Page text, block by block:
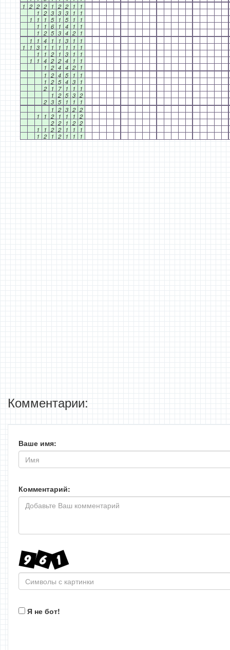
1 2 2 2 1 2 2 1
1
1 2 3 3 3 1
1
1
1 1 5 1 5 1
1
1
1 6 1 4 1
1
1 2 5 3 4 2
1
1
1 4 1 1 3 1
1
1
1 3 1 1 1 1 1
1
1
1 2 1 3 1
1
1
1 4 2 2 4 1
1
1 2 4 4 2
1
1 2 4 5 1
1
1 2 5 4 3
1
2
1 7 1 1
1
1 2 5 3 2
2 3 5 1 1
1
1 2 3 2 2
1
1 2 1 1 1 2
2 2 1 2 2
1
1 2 2 1 1
1
1 2 1 2 1 1 1
Комментарии:
Ваше имя:
Комментарий:
Я не бот!